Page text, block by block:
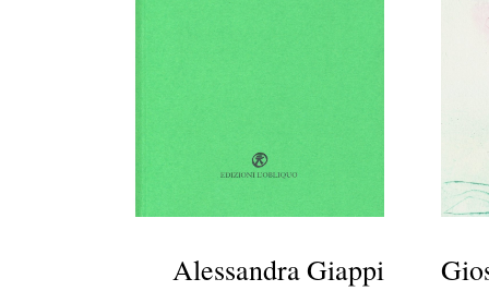
Alessandra Giappi